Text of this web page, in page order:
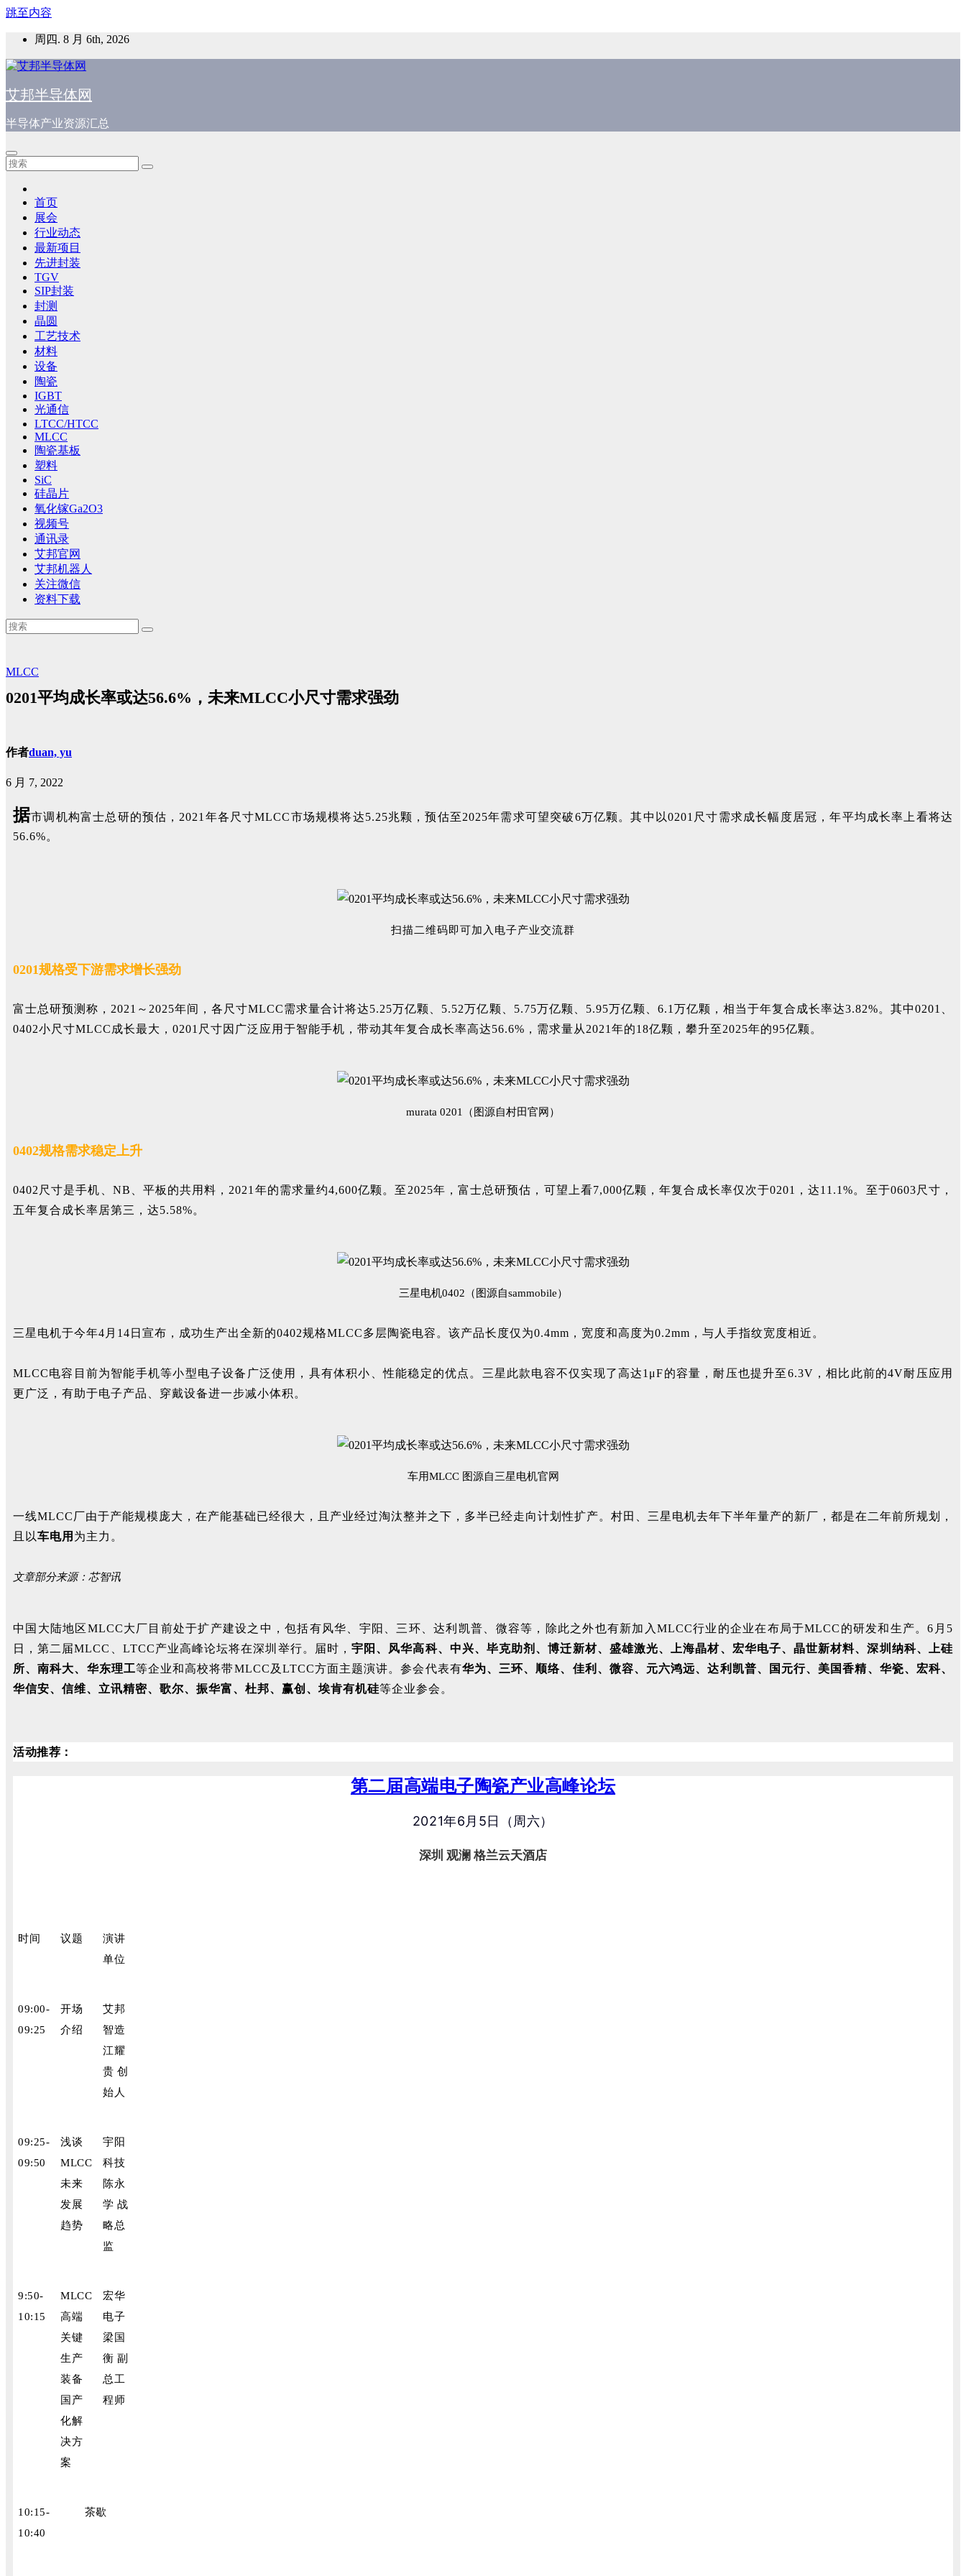
跳至内容
周四. 8 月 6th, 2026
艾邦半导体网
半导体产业资源汇总
首页
展会
行业动态
最新项目
先进封装
TGV
SIP封装
封测
晶圆
工艺技术
材料
设备
陶瓷
IGBT
光通信
LTCC/HTCC
MLCC
陶瓷基板
塑料
SiC
硅晶片
氧化镓Ga2O3
视频号
通讯录
艾邦官网
艾邦机器人
关注微信
资料下载
MLCC
0201平均成长率或达56.6%​，未来MLCC小尺寸需求强劲
作者duan, yu
6 月 7, 2022
据市调机构富士总研的预估，2021年各尺寸MLCC市场规模将达5.25兆颗，预估至2025年需求可望突破6万亿颗。其中以0201尺寸需求成长幅度居冠，年平均成长率上看将达
56.6%。
扫描二维码即可加入电子产业交流群
0201规格受下游需求增长强劲
富士总研预测称，2021～2025年间，各尺寸MLCC需求量合计将达5.25万亿颗、5.52万亿颗、5.75万亿颗、5.95万亿颗、6.1万亿颗，相当于年复合成长率达3.82%。其中0201、
0402小尺寸MLCC成长最大，0201尺寸因广泛应用于智能手机，带动其年复合成长率高达56.6%，需求量从2021年的18亿颗，攀升至2025年的95亿颗。
murata 0201（图源自村田官网）
0402规格需求稳定上升
0402尺寸是手机、NB、平板的共用料，2021年的需求量约4,600亿颗。至2025年，富士总研预估，可望上看7,000亿颗，年复合成长率仅次于0201，达11.1%。至于0603尺寸，
五年复合成长率居第三，达5.58%。
三星电机0402（图源自sammobile）
三星电机于今年4月14日宣布，成功生产出全新的0402规格MLCC多层陶瓷电容。该产品长度仅为0.4mm，宽度和高度为0.2mm，与人手指纹宽度相近。
MLCC电容目前为智能手机等小型电子设备广泛使用，具有体积小、性能稳定的优点。三星此款电容不仅实现了高达1μF的容量，耐压也提升至6.3V，相比此前的4V耐压应用
更广泛，有助于电子产品、穿戴设备进一步减小体积。
车用MLCC 图源自三星电机官网
一线MLCC厂由于产能规模庞大，在产能基础已经很大，且产业经过淘汰整并之下，多半已经走向计划性扩产。村田、三星电机去年下半年量产的新厂，都是在二年前所规划，
且以车电用 为主力。
文章部分来源：芯智讯
中国大陆地区MLCC大厂目前处于扩产建设之中，包括有风华、宇阳、三环、达利凯普、微容等，除此之外也有新加入MLCC行业的企业在布局于MLCC的研发和生产。6月5
日，第二届MLCC、LTCC产业高峰论坛将在深圳举行。届时， 宇阳、风华高科、中兴、毕克助剂、博迁新材、盛雄激光、上海晶材、宏华电子、晶世新材料、深圳纳科、上硅
所、南科大、华东理工等企业和高校将带MLCC及LTCC方面主题演讲。参会代表有华为、三环、顺络、佳利、微容、元六鸿远、达利凯普、 国元行、 美国香精、 华瓷、宏科、
华信安、信维、立讯精密、歌尔、振华富、杜邦、赢创、埃肯有机硅等企业参会。
活动推荐：
第二届高端电子陶瓷产业高峰论坛
2021年6月5日（周六）
深圳 观澜 格兰云天酒店
时间 议题
演讲
单位
09:00-
09:25
开场
介绍
艾邦
智造
江耀
贵 创
始人
09:25-
09:50
浅谈
MLCC
未来
发展
趋势
宇阳
科技
陈永
学 战
略总
监
9:50-
10:15
MLCC
高端
关键
生产
装备
国产
化解
决方
案
宏华
电子
梁国
衡 副
总工
程师
10:15-
10:40
茶歇